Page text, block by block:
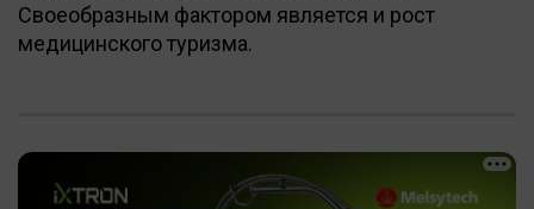
Своеобразным фактором является и рост
медицинского туризма.